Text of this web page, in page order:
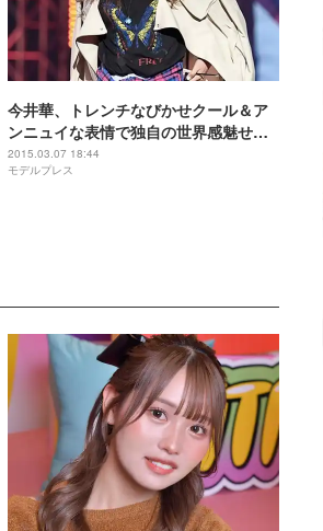
今井華、トレンチなびかせクール＆ア
ンニュイな表情で独自の世界感魅せる
＜神戸コレクション2015S／S＞
2015.03.07 18:44
モデルプレス